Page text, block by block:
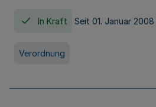
In Kraft Seit 01. Januar 2008
Verordnung